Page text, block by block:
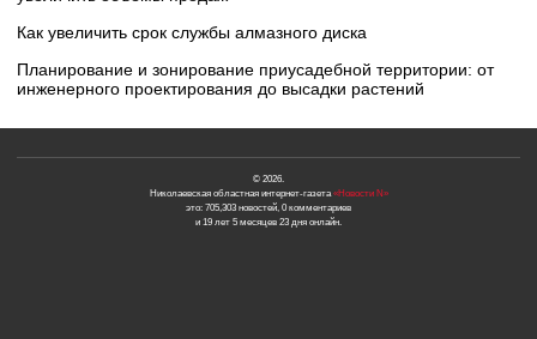
Как увеличить срок службы алмазного диска
Планирование и зонирование приусадебной территории: от
инженерного проектирования до высадки растений
© 2026.
Николаевская областная интернет-газета«Новости N»
это: 705,303 новостей, 0 комментариев
и 19 лет 5 месяцев 23 дня онлайн.